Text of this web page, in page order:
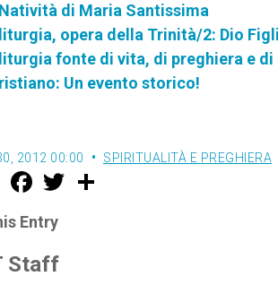
di Maria Santissima
opera della Trinità/2: Dio
fonte di vita, di preghiera e di
Un evento storico!
2012 00:00 SPIRITUALITÀ E PREGHIERA
M
e
s
e
g
e
F
a
e
b
o
k
w
Entry
Staff